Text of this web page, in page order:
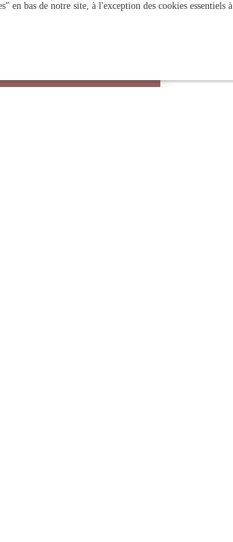
estimation précise réalisée par
de vente fiable pour vendre
bas de notre site, à l'exception des cookies